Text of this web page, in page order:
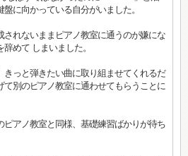
に向かっている自分がいました。
されないままピアノ教室に通うのが嫌にな
めて しまいました。
きっと弾きたい曲に取り組ませてくれるだ
て別のピアノ教室に通わせてもらうことに
ピアノ教室と同様、基礎練習ばかりが待ち